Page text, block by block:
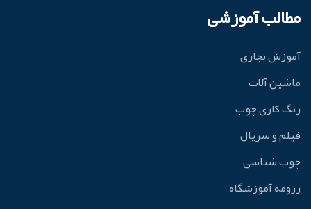
مطالب آموزشی
آموزش نجاری
ماشین آلات
رنگ کاری چوب
فیلم و سریال
چوب شناسی
رزومه آموزشگاه